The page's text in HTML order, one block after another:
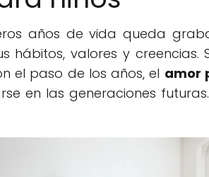
años de vida queda
valores y creencias.
el paso de los años, el amor
en las generaciones